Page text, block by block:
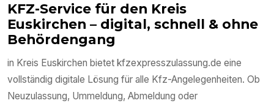
KFZ-Service für den Kreis
Euskirchen – digital, schnell & ohne
Behördengang
in Kreis Euskirchen bietet kfzexpresszulassung.de eine
vollständig digitale Lösung für alle Kfz-Angelegenheiten. Ob
Neuzulassung, Ummeldung, Abmeldung oder